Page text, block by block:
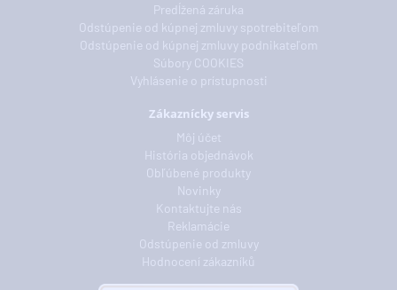
Predĺžená záruka
Odstúpenie od kúpnej zmluvy spotrebiteľom
Odstúpenie od kúpnej zmluvy podnikateľom
Súbory COOKIES
Vyhlásenie o prístupnosti
Zákaznícky servis
Môj účet
História objednávok
Obľúbené produkty
Novinky
Kontaktujte nás
Reklamácie
Odstúpenie od zmluvy
Hodnocení zákazníků